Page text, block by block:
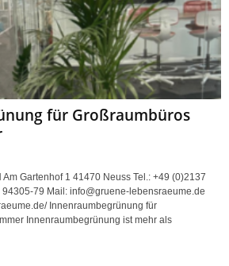
für Großraumbüros
Gartenhof 1 41470 Neuss Tel.: +49 (0)2137
79 Mail: info@gruene-lebensraeume.de
Innenraumbegrünung für
Innenraumbegrünung ist mehr als